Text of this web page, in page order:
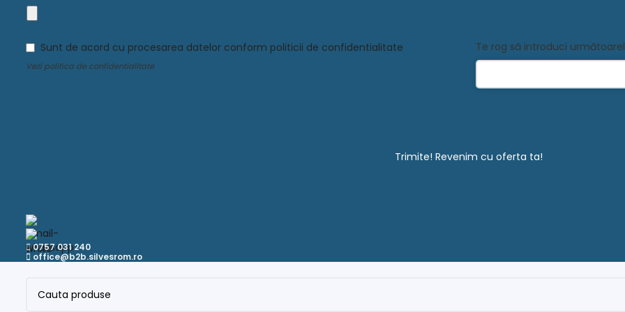
Name
Sunt de acord cu procesarea datelor conform politicii de confidentialitate
Vezipolitica de confidentialitate
Te rog să introduci
Trimite! Revenim cu oferta ta!
0757 031 240
office@b2b.silvesrom.ro